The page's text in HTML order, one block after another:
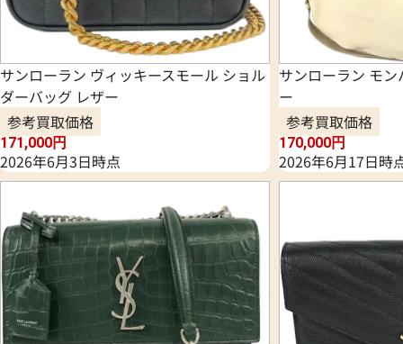
サンローラン ヴィッキースモール ショル
ダーバッグ レザー
参考買取価格
171,000円
2026年6月3日時点
サンローラン モ
ー
参考買取価格
170,000円
2026年6月17日時